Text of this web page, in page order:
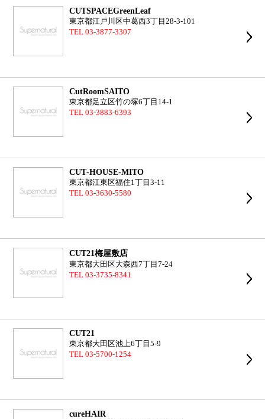
CUTSPACEGreenLeaf
東京都江戸川区中葛西3丁目28-3-101
TEL 03-3877-3307
CutRoomSAITO
東京都足立区竹の塚6丁目14-1
TEL 03-3883-6393
CUT‐HOUSE‐MITO
東京都江東区福住1丁目3-11
TEL 03-3630-5580
CUT21梅屋敷店
東京都大田区大森西7丁目7-24
TEL 03-3735-8341
CUT21
東京都大田区池上6丁目5-9
TEL 03-5700-1254
cureHAIR